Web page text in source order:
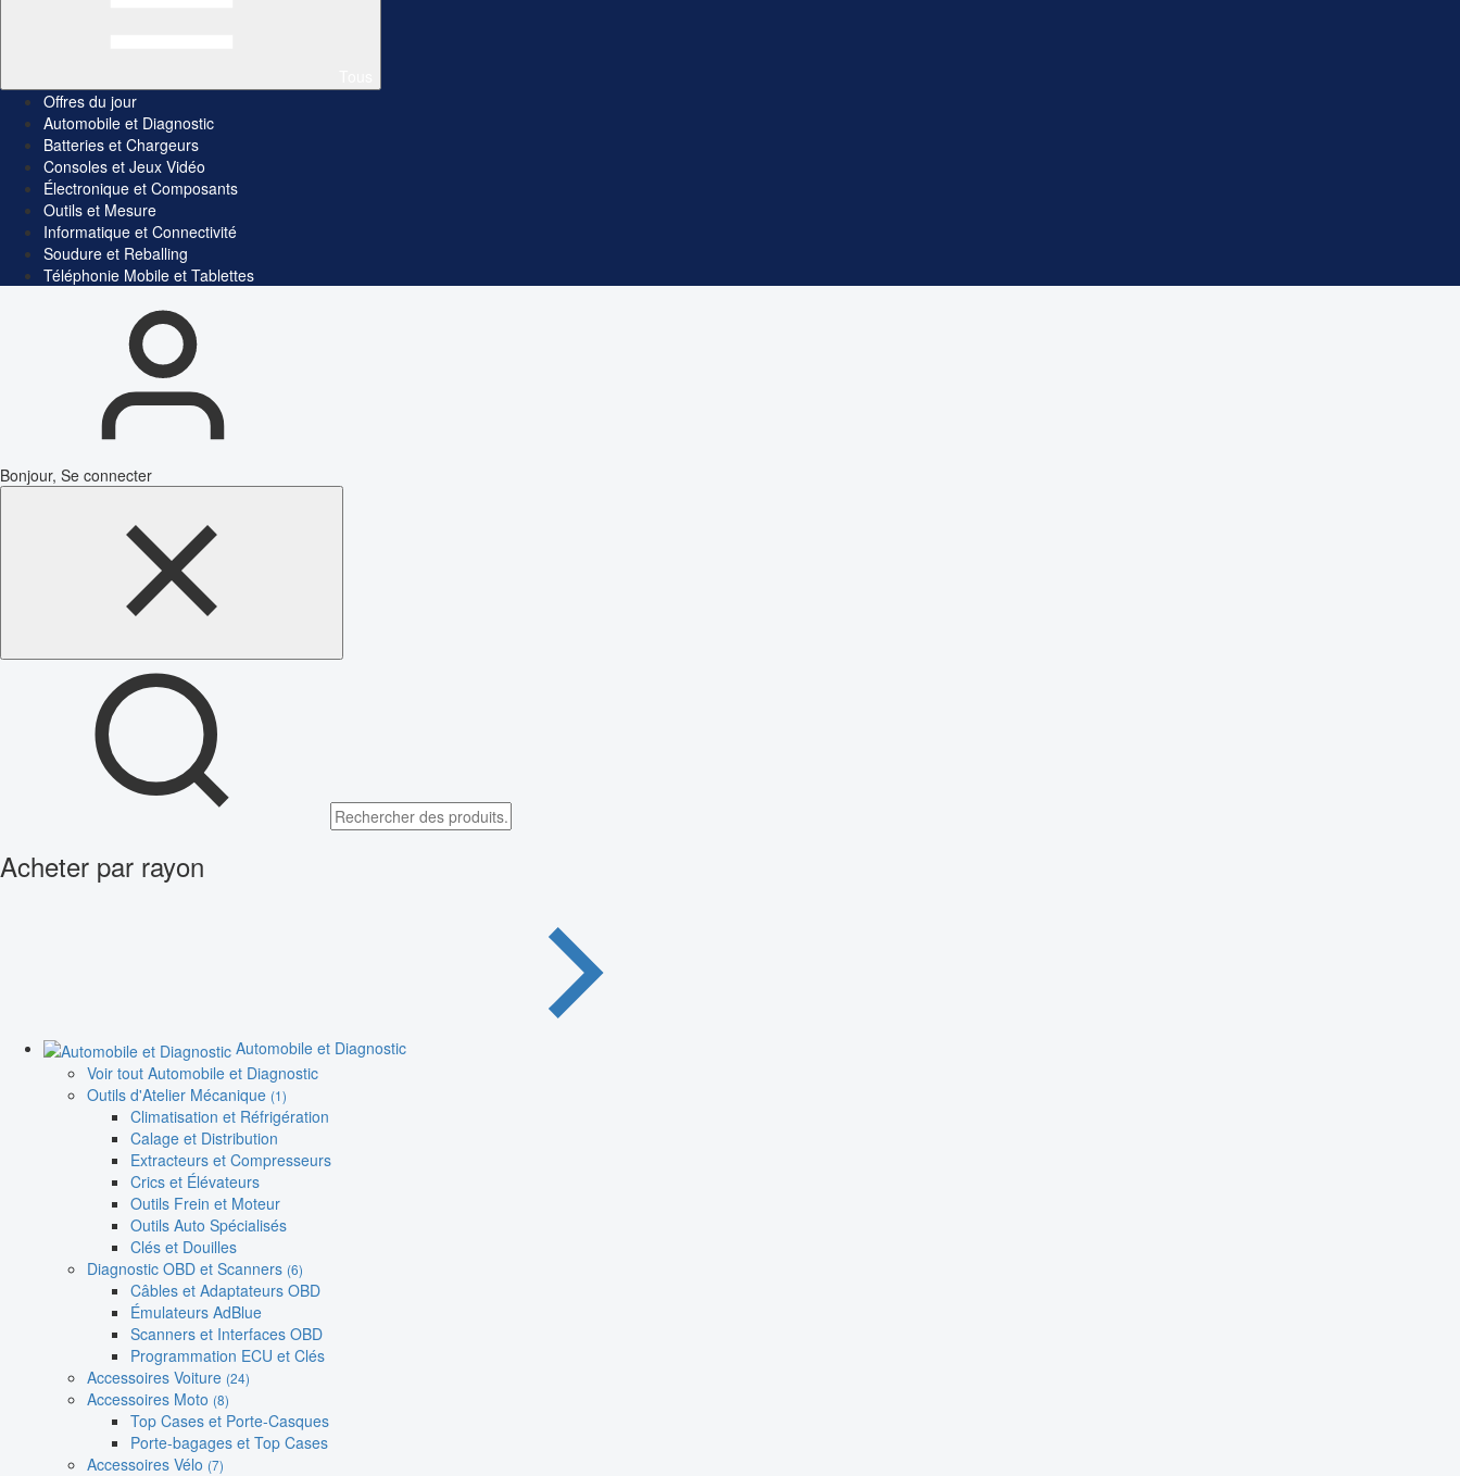
Offres du jour
Automobile et Diagnostic
Batteries et Chargeurs
Consoles et Jeux Vidéo
Électronique et Composants
Outils et Mesure
Informatique et Connectivité
Soudure et Reballing
Téléphonie Mobile et Tablettes
Bonjour, Se connecter
Acheter par rayon
Automobile et Diagnostic
Voir tout Automobile et Diagnostic
Outils d'Atelier Mécanique (1)
Climatisation et Réfrigération
Calage et Distribution
Extracteurs et Compresseurs
Crics et Élévateurs
Outils Frein et Moteur
Outils Auto Spécialisés
Clés et Douilles
Diagnostic OBD et Scanners (6)
Câbles et Adaptateurs OBD
Émulateurs AdBlue
Scanners et Interfaces OBD
Programmation ECU et Clés
Accessoires Voiture (24)
Accessoires Moto (8)
Top Cases et Porte-Casques
Porte-bagages et Top Cases
Accessoires Vélo (7)